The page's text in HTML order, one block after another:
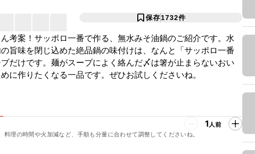
保存1732件
考案！サッポロ一番で作る、無水みそ油鍋のご紹介です。水
旨味を閉じ込めた絶品鍋の味付けは、なんと「サッポロ一番
だけです。麺がスープによく絡んだ〆は箸が止まらないおい
に作りたくなる一品です。ぜひお試しくださいね。
1人前
料理の時間や火加減など、手順も分量に合わせて調整してくださいね。